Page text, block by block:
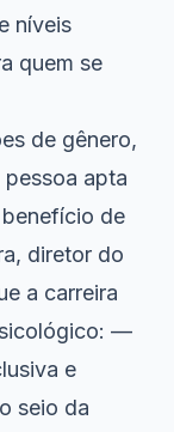
níveis
quem se
de gênero,
apta
de
diretor do
a carreira
—
e
seio da